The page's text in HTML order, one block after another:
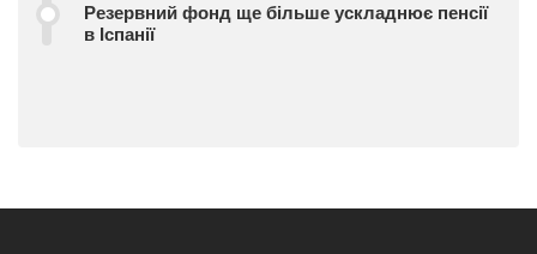
Резервний фонд ще більше ускладнює пенсії
в Іспанії